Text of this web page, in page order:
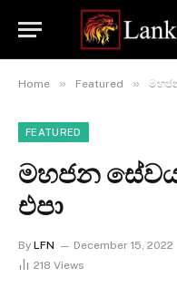
Home » Featured »
FEATURED
මහජන
එපා
By LFN December 15, 2022
218 Views